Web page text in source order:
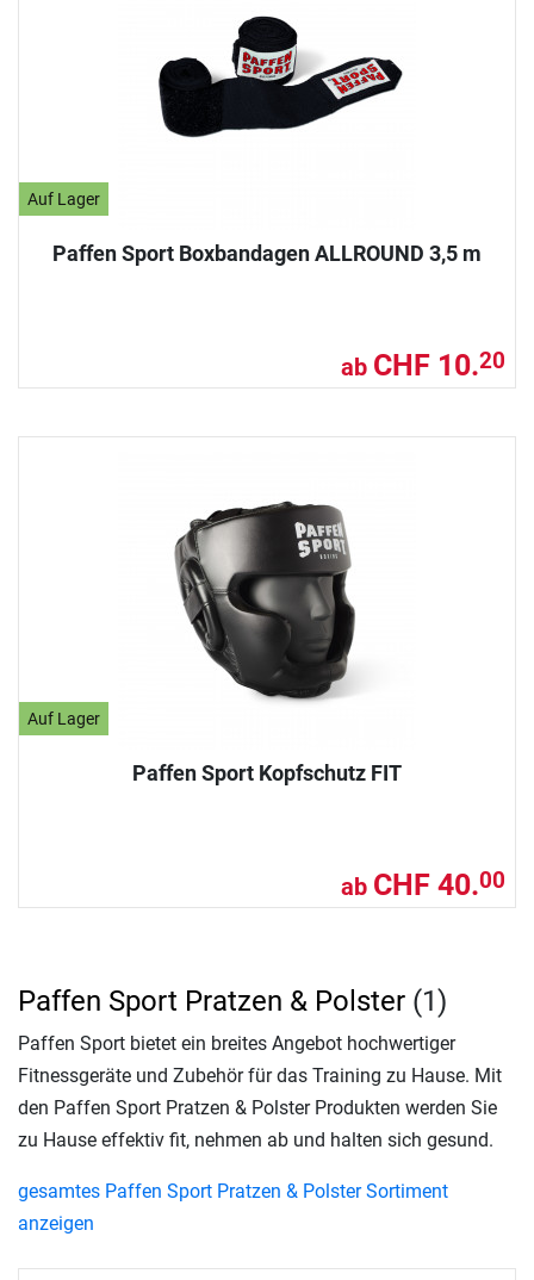
Auf Lager
Paffen Sport Boxbandagen ALLROUND 3,5 m
ab CHF 10.20
Auf Lager
Paffen Sport Kopfschutz FIT
ab CHF 40.00
Paffen Sport Pratzen & Polster (1)
Paffen Sport bietet ein breites Angebot hochwertiger
Fitnessgeräte und Zubehör für das Training zu Hause. Mit
den Paffen Sport Pratzen & Polster Produkten werden Sie
zu Hause effektiv fit, nehmen ab und halten sich gesund.
gesamtes Paffen Sport Pratzen & Polster Sortiment
anzeigen